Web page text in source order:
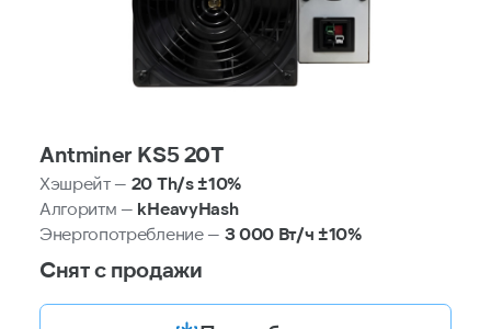
Antminer KS5 20T
Хэшрейт — 20 Th/s ±10%
Алгоритм — kHeavyHash
Энергопотребление — 3 000 Вт/ч ±10%
Снят с продажи